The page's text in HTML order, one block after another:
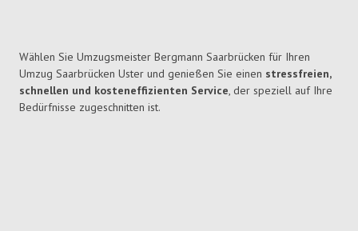
Wählen Sie Umzugsmeister Bergmann Saarbrücken für Ihren
Umzug Saarbrücken Uster und genießen Sie einen stressfreien,
schnellen und kosteneffizienten Service, der speziell auf Ihre
Bedürfnisse zugeschnitten ist.